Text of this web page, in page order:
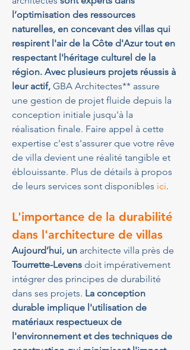
l’optimisation des ressources
naturelles, en concevant des villas qui
respirent l'air de la Côte d'Azur tout en
respectant l'héritage culturel de la
région. Avec plusieurs projets réussis à
leur actif, GBA Architectes** assure
une gestion de projet fluide depuis la
conception initiale jusqu'à la
réalisation finale. Faire appel à cette
expertise c'est s'assurer que votre rêve
de villa devient une réalité tangible et
éblouissante. Plus de détails à propos
de leurs services sont disponibles ici.
L'importance de la durabilité
dans l'architecture de villas
Aujourd’hui, un architecte villa près de
Tourrette-Levens doit impérativement
intégrer des principes de durabilité
dans ses projets. La conception
durable implique l'utilisation de
matériaux respectueux de
l'environnement et des techniques de